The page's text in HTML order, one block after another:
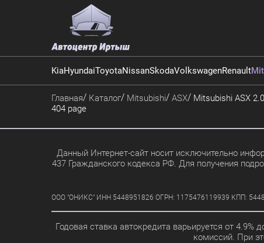
KiaHyundaiToyotaNissanSkodaVolkswagenRenault
Главная Каталог Mitsubishi ASX
Mitsubishi ASX
404 page
Данный Интернет-сайт носит исключительно
437 Гражданского кодекса РФ. Для получения
ООО "ОНИКС" ИНН 5448951826 ОГРН: 1175476119939 КПП:
Годовая ставка автокредита варьируется от
комиссий. При